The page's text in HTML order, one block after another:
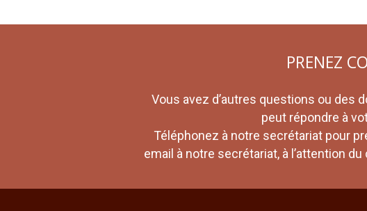
PRENEZ
Vous avez d’autres questions ou des
peut répondre à
Téléphonez à notre secrétariat pour
email à notre secrétariat, à l’attention